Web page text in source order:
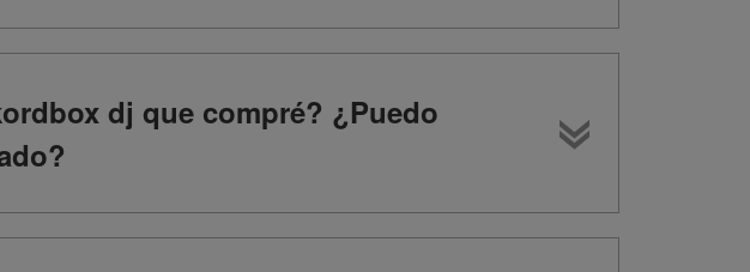
dj que compré? ¿Puedo